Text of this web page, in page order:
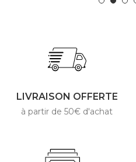
LIVRAISON OFFERTE
à partir de 50€ d'achat